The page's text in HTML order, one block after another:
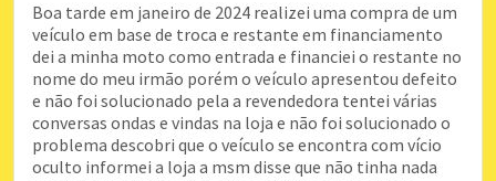
Boa tarde em janeiro de 2024 realizei uma compra de um
veículo em base de troca e restante em financiamento
dei a minha moto como entrada e financiei o restante no
nome do meu irmão porém o veículo apresentou defeito
e não foi solucionado pela a revendedora tentei várias
conversas ondas e vindas na loja e não foi solucionado o
problema descobri que o veículo se encontra com vício
oculto informei a loja a msm disse que não tinha nada